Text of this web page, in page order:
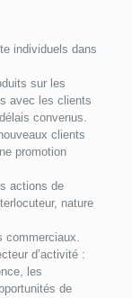
individuels dans
sur les
avec les clients
convenus.
clients
promotion
actions de
nature
commerciaux.
d’activité :
les
de